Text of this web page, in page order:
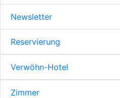
Newsletter
Reservierung
Verwöhn-Hotel
Zimmer